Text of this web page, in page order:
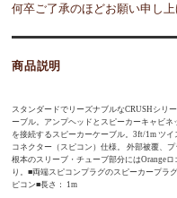
何卒ご了承のほどお願い申し上
商品説明
スタンダードでリーズナブルなCRUSHシリ
ーブル。アンプヘッドとスピーカーキャビネ
を接続するスピーカーケーブル。3ft/1m ツイ
コネクター（スピコン）仕様。 外部被覆、プ
根本のスリーブ・チューブ部分にはOrangeロ
り。■両端スピコンプラグのスピーカープラ
ピコン■長さ： 1m